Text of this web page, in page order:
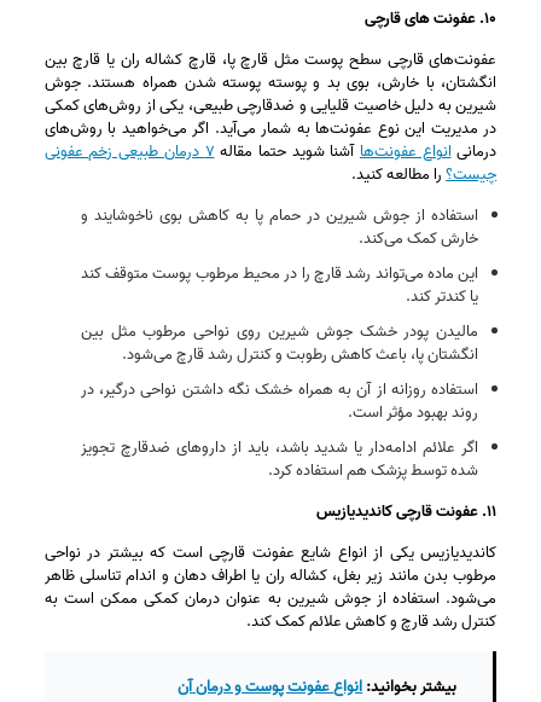
۱۰. عفونت های قارچی
عفونت‌های قارچی سطح پوست مثل قارچ پا، قارچ کشاله ران یا قارچ بین
انگشتان، با خارش، بوی بد و پوسته‌ پوسته شدن همراه هستند. جوش
شیرین به دلیل خاصیت قلیایی و ضدقارچی طبیعی، یکی از روش‌های کمکی
در مدیریت این نوع عفونت‌ها به‌ شمار می‌آید. اگر می‌خواهید با روش‌های
درمانیانواع عفونت‌هاآشنا شوید حتما مقاله ۷ درمان طبیعی زخم عفونی
چیست؟را مطالعه کنید.
استفاده از جوش شیرین در حمام پا به کاهش بوی ناخوشایند و
خارش کمک می‌کند.
این ماده می‌تواند رشد قارچ را در محیط مرطوب پوست متوقف کند
یا کندتر کند.
مالیدن پودر خشک جوش شیرین روی نواحی مرطوب مثل بین
انگشتان پا، باعث کاهش رطوبت و کنترل رشد قارچ می‌شود.
استفاده روزانه از آن به همراه خشک‌ نگه‌ داشتن نواحی درگیر، در
روند بهبود مؤثر است.
اگر علائم ادامه‌دار یا شدید باشد، باید از داروهای ضدقارچ تجویز
شده توسط پزشک هم استفاده کرد.
۱۱. عفونت قارچی کاندیدیازیس
کاندیدیازیس یکی از انواع شایع عفونت قارچی است که بیشتر در نواحی
مرطوب بدن مانند زیر بغل، کشاله ران یا اطراف دهان و اندام تناسلی ظاهر
می‌شود. استفاده از جوش شیرین به‌ عنوان درمان کمکی ممکن است به
کنترل رشد قارچ و کاهش علائم کمک کند.
بیشتر بخوانید:انواع عفونت پوست و درمان آن